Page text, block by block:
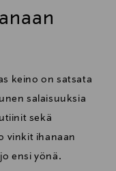
keino on satsata
salaisuuksia
sekä
vinkit ihanaan
ensi yönä.